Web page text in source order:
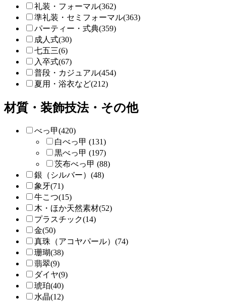
礼装・フォーマル(362)
準礼装・セミフォーマル(363)
パーティー・式典(359)
成人式(30)
七五三(6)
入卒式(67)
普段・カジュアル(454)
夏用・浴衣など(212)
材質・装飾技法・その他
べっ甲(420)
白べっ甲 (131)
黒べっ甲 (197)
茨布べっ甲 (88)
銀（シルバー）(48)
象牙(71)
牛こつ(15)
木・ほか天然素材(52)
プラスチック(14)
金(50)
真珠（アコヤパール）(74)
珊瑚(38)
翡翠(9)
ダイヤ(9)
琥珀(40)
水晶(12)